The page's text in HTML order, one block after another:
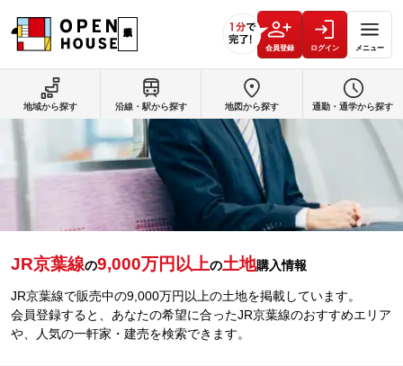
会員登録 ログイン メニュー
JR京葉線の9,000万円以上の土地購入情報
JR京葉線で販売中の9,000万円以上の土地を掲載しています。
会員登録すると、あなたの希望に合ったJR京葉線のおすすめエリア
や、人気の一軒家・建売を検索できます。
地域から探す 沿線・駅から探す 地図から探す 通勤・通学から探す